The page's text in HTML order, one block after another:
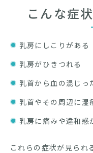
こんな症
乳房にしこりがある
乳房がひきつれる
乳首から血の混じっ
乳首やその周辺に湿
乳房に痛みや違和感
これらの症状が見られ